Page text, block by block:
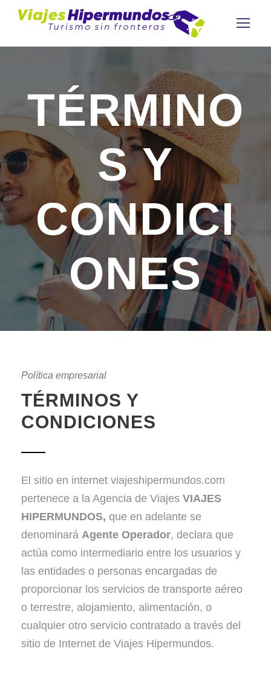
TÉRMINO
S Y
CONDICI
ONES
Política empresarial
TÉRMINOS Y
CONDICIONES
El sitio en internet viajeshipermundos.com
pertenece a la Agencia de Viajes VIAJES
HIPERMUNDOS, que en adelante se
denominará Agente Operador, declara que
actúa como intermediario entre los usuarios y
las entidades o personas encargadas de
proporcionar los servicios de transporte aéreo
o terrestre, alojamiento, alimentación, o
cualquier otro servicio contratado a través del
sitio de Internet de Viajes Hipermundos.